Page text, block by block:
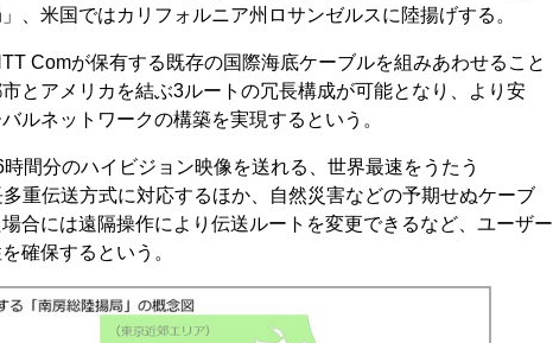
」、米国ではカリフォルニア州ロサンゼルスに陸揚げする。
Comが保有する既存の国際海底ケーブルを組みあわせること
とアメリカを結ぶ3ルートの冗長構成が可能となり、より安
ルネットワークの構築を実現するという。
間分のハイビジョン映像を送れる、世界最速をうたう
重伝送方式に対応するほか、自然災害などの予期せぬケーブ
合には遠隔操作により伝送ルートを変更できるなど、ユーザー
確保するという。